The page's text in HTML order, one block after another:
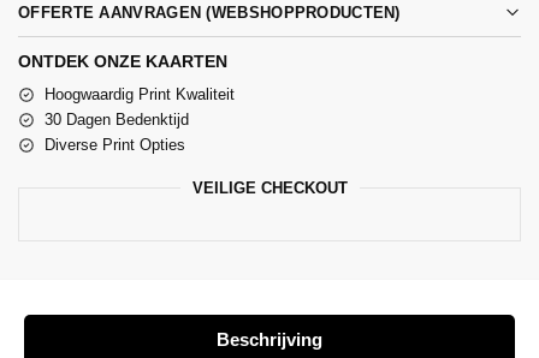
OFFERTE AANVRAGEN (WEBSHOPPRODUCTEN)
ONTDEK ONZE KAARTEN
Hoogwaardig Print Kwaliteit
30 Dagen Bedenktijd
Diverse Print Opties
VEILIGE CHECKOUT
Beschrijving